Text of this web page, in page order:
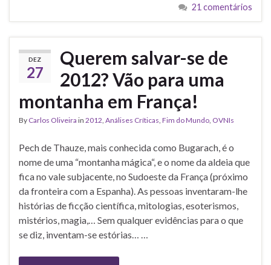
21 comentários
DEZ
27
Querem salvar-se de
2012? Vão para uma
montanha em França!
By Carlos Oliveira in 2012 Análises Críticas Fim do Mundo OVNIs
Pech de Thauze, mais conhecida como Bugarach, é o
nome de uma “montanha mágica“, e o nome da aldeia que
fica no vale subjacente, no Sudoeste da França (próximo
da fronteira com a Espanha). As pessoas inventaram-lhe
histórias de ficção científica, mitologias, esoterismos,
mistérios, magia,… Sem qualquer evidências para o que
se diz, inventam-se estórias… …